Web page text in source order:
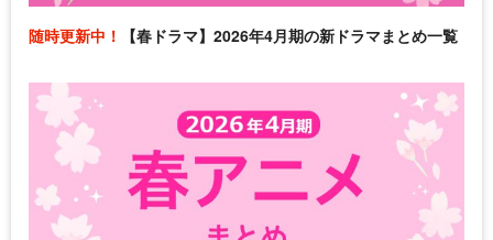
随時更新中！ 【春ドラマ】2026年4月期の新ドラマまとめ一覧